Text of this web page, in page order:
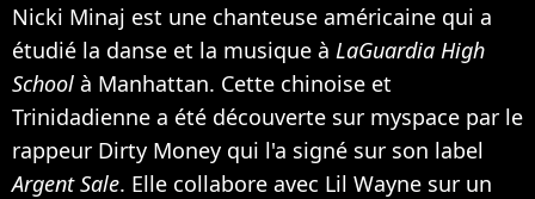
Nicki Minaj est une chanteuse américaine qui a
étudié la danse et la musique à LaGuardia High
School à Manhattan. Cette chinoise et
Trinidadienne a été découverte sur myspace par le
rappeur Dirty Money qui l'a signé sur son label
Argent Sale. Elle collabore avec Lil Wayne sur un